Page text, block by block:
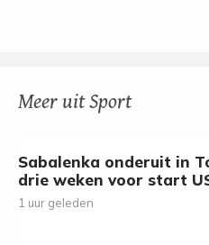
Meer uit Sport
Sabalenka onderuit in
drie weken voor start
1 uur geleden